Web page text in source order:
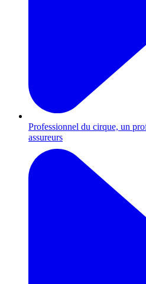
Professionnel du cirque, un
assureurs